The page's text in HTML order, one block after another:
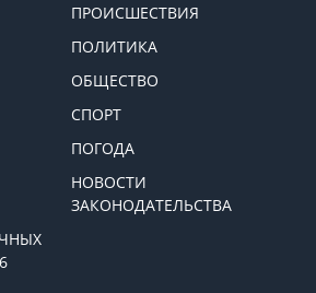
ПРОИСШЕСТВИЯ
ПОЛИТИКА
ОБЩЕСТВО
СПОРТ
ПОГОДА
НОВОСТИ
ЗАКОНОДАТЕЛЬСТВА